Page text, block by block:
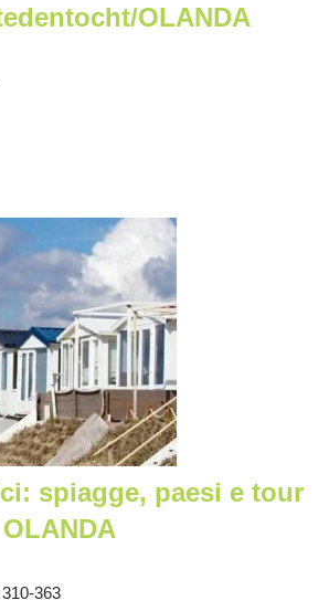
OLANDA
spiagge, paesi e tour
310-363